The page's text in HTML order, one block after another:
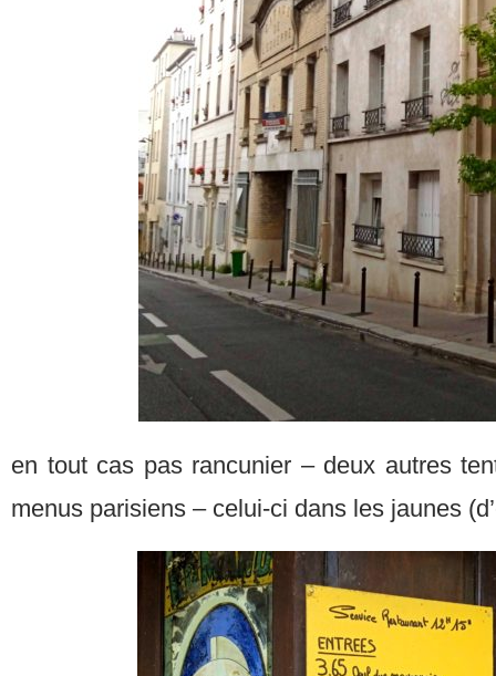
en tout cas pas rancunier – deux autres
menus parisiens – celui-ci dans les jaunes